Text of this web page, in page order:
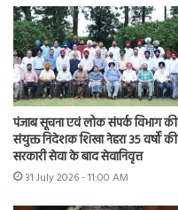
पंजाब सूचना एवं लोक संपर्क विभाग की
संयुक्त निदेशक शिखा नेहरा 35 वर्षों की
सरकारी सेवा के बाद सेवानिवृत्त
31 July 2026 - 11:00 AM